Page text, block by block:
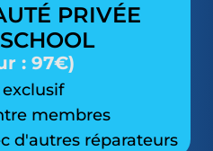
PRIVÉE
: 97€)
membres
d'autres réparateurs